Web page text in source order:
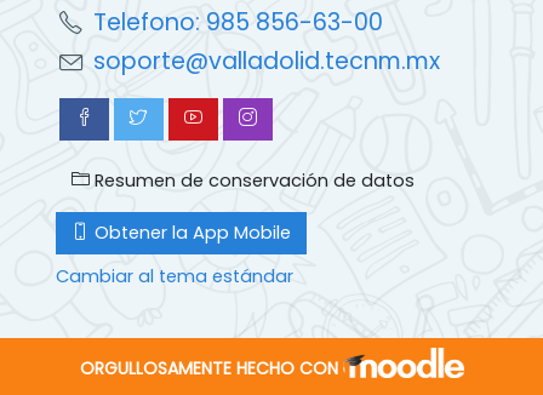
Telefono: 985 856-63-00
soporte@valladolid.tecnm.mx
Resumen de conservación de datos
Obtener la App Mobile
Cambiar al tema estándar
ORGULLOSAMENTE HECHO CON